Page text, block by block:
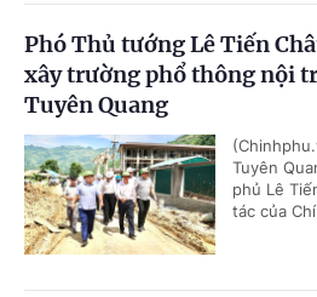
Phó Thủ tướng Lê Tiến
xây trường phổ thông nội
Tuyên Quang
Tuyên
phủ Lê
tác của